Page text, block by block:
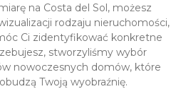
na Costa del Sol, możesz
rodzaju nieruchomości,
Ci zidentyfikować konkretne
stworzyliśmy wybór
nowoczesnych domów, które
Twoją wyobraźnię.